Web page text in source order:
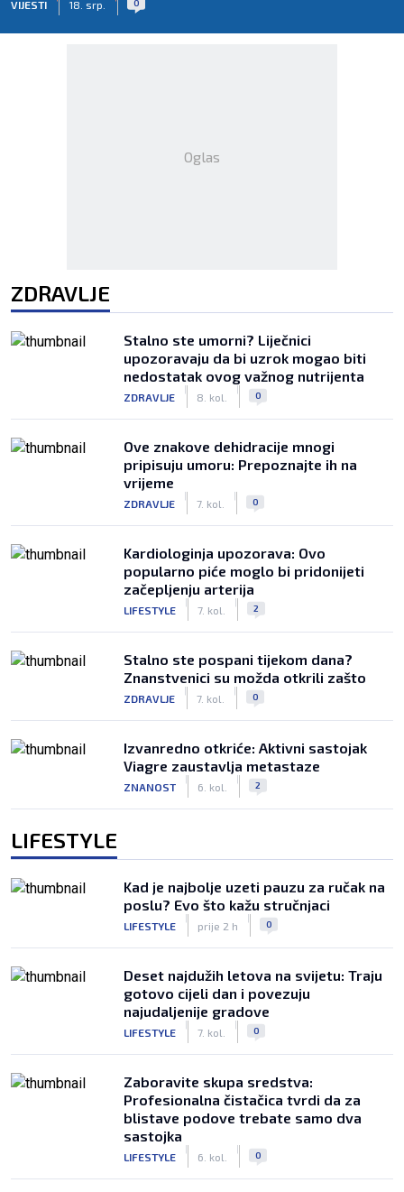
VIJESTI 18. srp. 0
Oglas
ZDRAVLJE
Stalno ste umorni? Liječnici
upozoravaju da bi uzrok mogao biti
nedostatak ovog važnog nutrijenta
ZDRAVLJE 8. kol. 0
Ove znakove dehidracije mnogi
pripisuju umoru: Prepoznajte ih na
vrijeme
ZDRAVLJE 7. kol. 0
Kardiologinja upozorava: Ovo
popularno piće moglo bi pridonijeti
začepljenju arterija
LIFESTYLE 7. kol. 2
Stalno ste pospani tijekom dana?
Znanstvenici su možda otkrili zašto
ZDRAVLJE 7. kol. 0
Izvanredno otkriće: Aktivni sastojak
Viagre zaustavlja metastaze
ZNANOST 6. kol. 2
LIFESTYLE
Kad je najbolje uzeti pauzu za ručak na
poslu? Evo što kažu stručnjaci
LIFESTYLE prije 2 h 0
Deset najdužih letova na svijetu: Traju
gotovo cijeli dan i povezuju
najudaljenije gradove
LIFESTYLE 7. kol. 0
Zaboravite skupa sredstva:
Profesionalna čistačica tvrdi da za
blistave podove trebate samo dva
sastojka
LIFESTYLE 6. kol. 0